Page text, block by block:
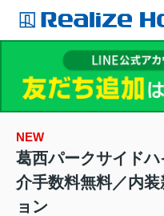
NEW
葛西パークサイド
介手数料無料／内
ョン